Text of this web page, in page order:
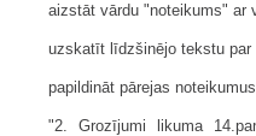
aizstāt vārdu "noteikums" ar
uzskatīt līdzšinējo tekstu par
papildināt pārejas
"2. Grozījumi likuma